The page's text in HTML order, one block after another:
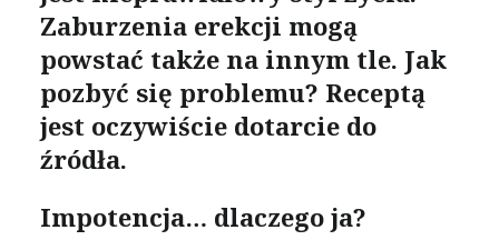
Zaburzenia erekcji mogą
powstać także na innym tle. Jak
pozbyć się problemu? Receptą
jest oczywiście dotarcie do
źródła.
Impotencja… dlaczego ja?